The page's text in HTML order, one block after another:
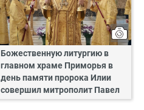
Божественную литургию в
главном храме Приморья в
день памяти пророка Илии
совершил митрополит Павел